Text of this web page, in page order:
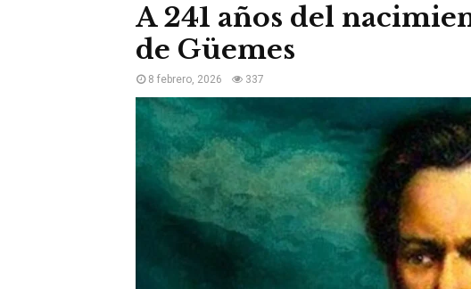
A 241 años del
de Güemes
8 febrero, 2026 337